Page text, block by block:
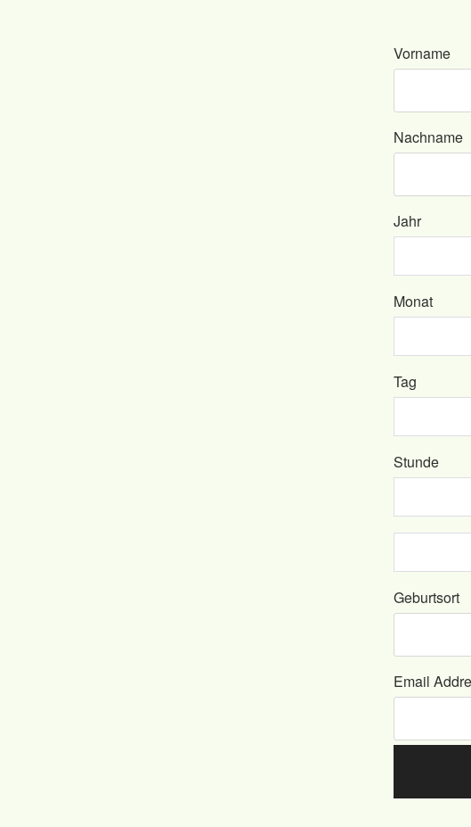
Vorname
Nachname
Jahr
Monat
Tag
Stunde
Geburtsort
Email